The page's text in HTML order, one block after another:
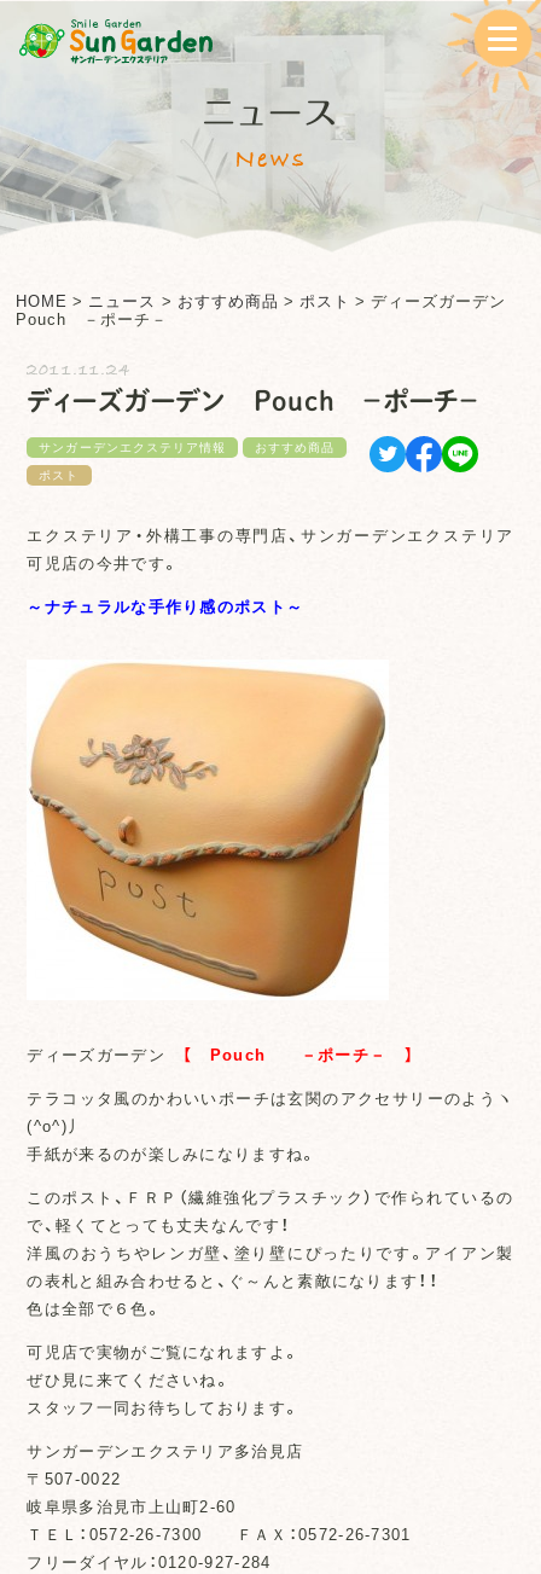
ニュース
News
HOME > ニュース > おすすめ商品 > ポスト >ディーズガーデン
Pouch －ポーチ－
2011.11.24
ディーズガーデン Pouch －ポーチ－
サンガーデンエクステリア情報
おすすめ商品
ポスト
エクステリア・外構工事の専門店、サンガーデンエクステリア
可児店の今井です。
～ナチュラルな手作り感のポスト～
ディーズガーデン 【 Pouch －ポーチ－ 】
テラコッタ風のかわいいポーチは玄関のアクセサリーのようヽ
(^o^)丿
手紙が来るのが楽しみになりますね。
このポスト、ＦＲＰ（繊維強化プラスチック）で作られているの
で、軽くてとっても丈夫なんです！
洋風のおうちやレンガ壁、塗り壁にぴったりです。アイアン製
の表札と組み合わせると、ぐ～んと素敵になります！！
色は全部で６色。
可児店で実物がご覧になれますよ。
ぜひ見に来てくださいね。
スタッフ一同お待ちしております。
サンガーデンエクステリア多治見店
〒507-0022
岐阜県多治見市上山町2-60
ＴＥＬ：0572-26-7300 ＦＡＸ：0572-26-7301
フリーダイヤル：0120-927-284